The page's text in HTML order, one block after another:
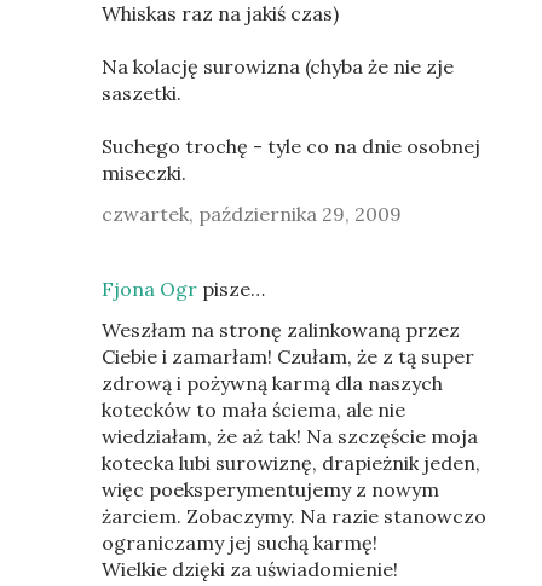
Whiskas raz na jakiś czas)
Na kolację surowizna (chyba że nie zje
saszetki.
Suchego trochę - tyle co na dnie osobnej
miseczki.
czwartek, października 29, 2009
Fjona Ogr pisze…
Weszłam na stronę zalinkowaną przez
Ciebie i zamarłam! Czułam, że z tą super
zdrową i pożywną karmą dla naszych
kotecków to mała ściema, ale nie
wiedziałam, że aż tak! Na szczęście moja
kotecka lubi surowiznę, drapieżnik jeden,
więc poeksperymentujemy z nowym
żarciem. Zobaczymy. Na razie stanowczo
ograniczamy jej suchą karmę!
Wielkie dzięki za uświadomienie!